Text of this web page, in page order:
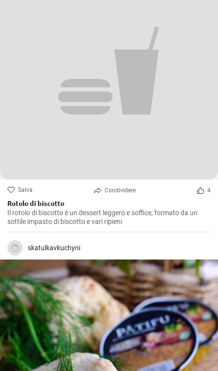
Salva Condividere 4
Rotolo di biscotto
Il rotolo di biscotto è un dessert leggero e soffice, formato da un
sottile impasto di biscotto e vari ripieni
skatulkavkuchyni